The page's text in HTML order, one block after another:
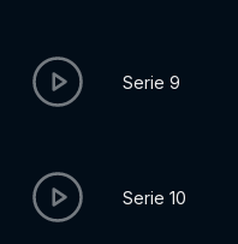
Serie 9
Serie 10